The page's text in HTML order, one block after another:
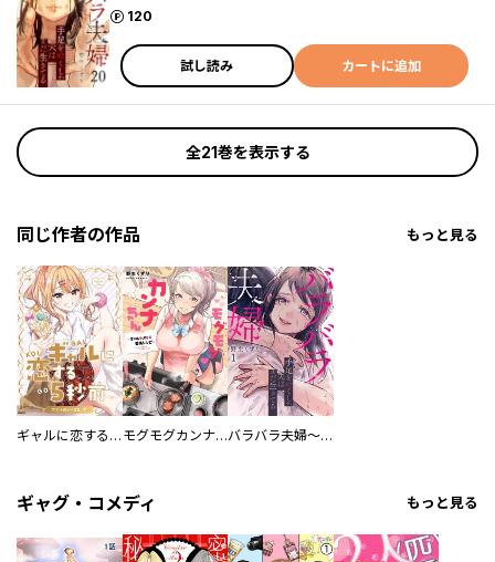
120
ポイント
試し読み カートに追加
全21巻を表示する
同じ作者の作品 もっと見る
ギャルに恋する５秒前 アンソロジーコミック モグモグカンナちゃん～ギャルをオトす愛情レシピ～ バラバラ夫婦～手足をなくした夫はまだ生きてる【電子単行本版】
ギャグ・コメディ もっと見る